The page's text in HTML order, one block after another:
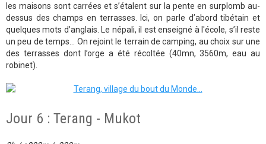
les maisons sont carrées et s’étalent sur la pente en surplomb au-
dessus des champs en terrasses. Ici, on parle d’abord tibétain et
quelques mots d’anglais. Le népali, il est enseigné à l'école, s’il reste
un peu de temps… On rejoint le terrain de camping, au choix sur une
des terrasses dont l’orge a été récoltée (40mn, 3560m, eau au
robinet).
Jour 6 : Terang - Mukot